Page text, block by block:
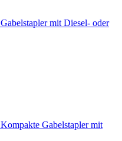
Gabelstapler mit Diesel- oder
Kompakte Gabelstapler mit